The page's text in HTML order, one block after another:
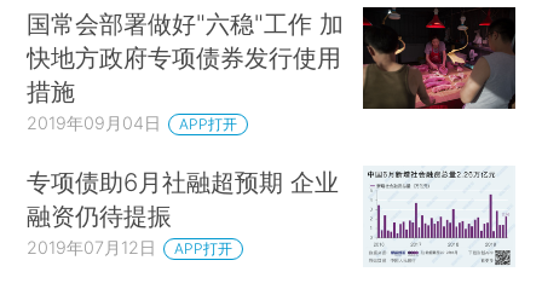
国常会部署做好"六稳"工作 加
快地方政府专项债券发行使用
措施
2019年09月04日 APP打开
专项债助6月社融超预期 企业
融资仍待提振
2019年07月12日 APP打开